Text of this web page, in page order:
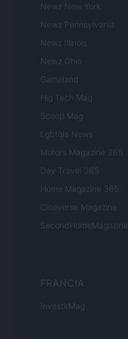
Newz New York
Newz Pennsylvania
Newz Illinois
Newz Ohio
Gameland
Hig Tech Mag
Scoop Mag
Lgbtqia News
Motors Magazine 365
Day Travel 365
Home Magazine 365
Cineverse Magazine
SecondHomeMagazine
FRANCIA
InvestirMag